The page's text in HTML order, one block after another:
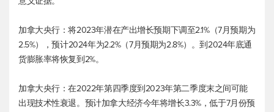
加拿大央行：将2023年潜在产出增长预期下调至2.1%（7月预期为
2.5%），预计2024年为2.2%（7月预期为2.8%）。到2024年底通
货膨胀率将恢复到2%。
加拿大央行：在2022年第四季度到2023年第二季度末之间可能
出现技术性衰退。预计加拿大经济今年将增长3.3%，低于7月份预